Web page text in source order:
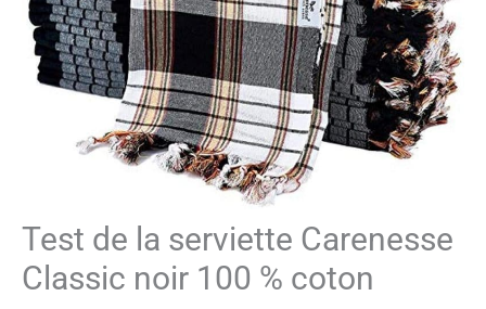
Test de la serviette Carenesse
Classic noir 100 % coton